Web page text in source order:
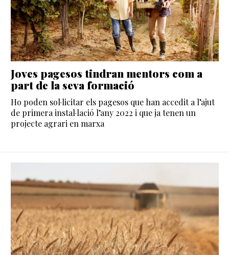
Joves pagesos tindran mentors com a
part de la seva formació
Ho poden sol·licitar els pagesos que han accedit a l’ajut
de primera instal·lació l’any 2022 i que ja tenen un
projecte agrari en marxa